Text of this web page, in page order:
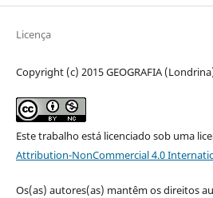
Licença
Copyright (c) 2015 GEOGRAFIA
Este trabalho está licenciado sob uma
Attribution-NonCommercial 4.0
Os(as) autores(as) mantêm os direitos